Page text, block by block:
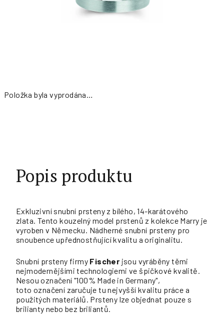
Položka byla vyprodána…
Popis produktu
Exkluzivní snubní prsteny z bílého, 14-karátového
zlata. Tento kouzelný model prstenů z kolekce Marry je
vyroben v Německu. Nádherné snubní prsteny pro
snoubence upřednostňující kvalitu a originalitu.
Snubní prsteny firmy Fischer jsou vyráběny těmi
nejmodernějšími technologiemi ve špičkové kvalitě.
Nesou označení "100% Made in Germany",
toto označení zaručuje tu nejvyšší kvalitu práce a
použitých materiálů. Prsteny lze objednat pouze s
brilianty nebo bez briliantů.